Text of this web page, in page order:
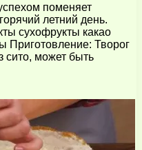
поменяет
летний день.
сухофрукты какао
Приготовление: Творог
сито, может быть